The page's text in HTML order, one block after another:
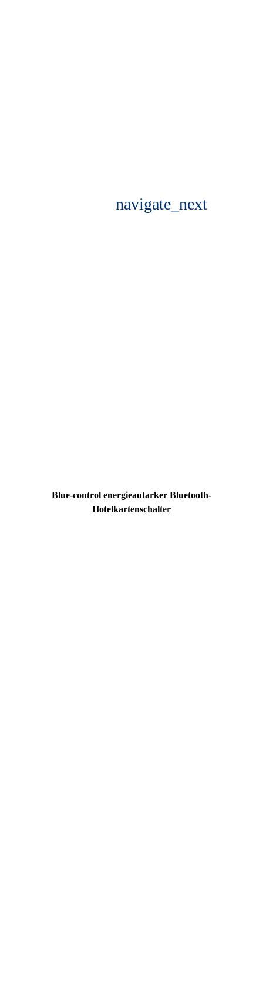
Blue-control energieautarker Bluetooth-
Hotelkartenschalter